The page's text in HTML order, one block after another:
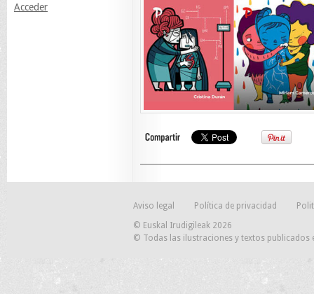
Acceder
Aviso legal Política de privacidad
© Euskal Irudigileak 2026
© Todas las ilustraciones y textos publicados